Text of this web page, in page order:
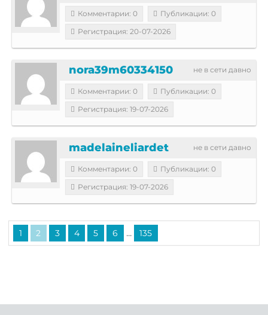
Комментарии: 0
Публикации: 0
Регистрация: 20-07-2026
не в сети давно
nora39m60334150
Комментарии: 0
Публикации: 0
Регистрация: 19-07-2026
не в сети давно
madelaineliardet
Комментарии: 0
Публикации: 0
Регистрация: 19-07-2026
1 2 3 4 5 6 ... 135